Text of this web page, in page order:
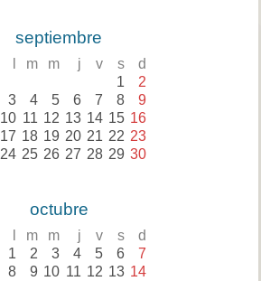
septiembre
m m j v s d
1 2
3 4 5 6 7 8 9
10 11 12 13 14 15 16
17 18 19 20 21 22 23
24 25 26 27 28 29 30
octubre
m m j v s d
1 2 3 4 5 6 7
8 9 10 11 12 13 14